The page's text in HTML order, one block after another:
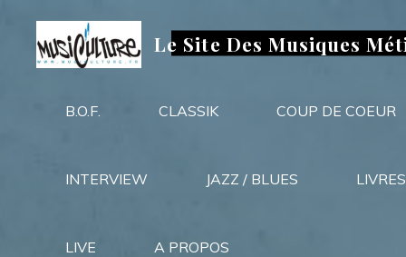
contenu
Le Site Des Musiques
B.O.F. CLASSIK COUP DE COEUR
INTERVIEW JAZZ / BLUES LIVRES
LIVE A PROPOS